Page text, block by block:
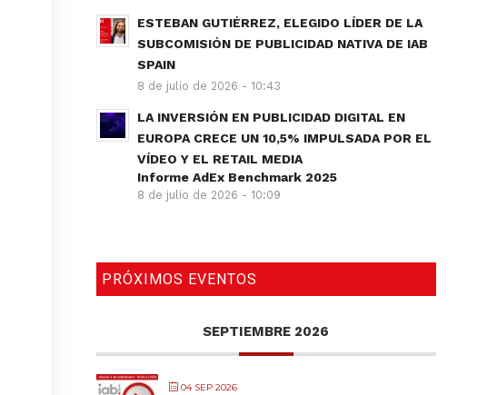
ESTEBAN GUTIÉRREZ, ELEGIDO LÍDER DE LA
SUBCOMISIÓN DE PUBLICIDAD NATIVA DE IAB
SPAIN
8 de julio de 2026 - 10:43
LA INVERSIÓN EN PUBLICIDAD DIGITAL EN
EUROPA CRECE UN 10,5% IMPULSADA POR EL
VÍDEO Y EL RETAIL MEDIA
Informe AdEx Benchmark 2025
8 de julio de 2026 - 10:09
PRÓXIMOS EVENTOS
SEPTIEMBRE 2026
04 SEP 2026